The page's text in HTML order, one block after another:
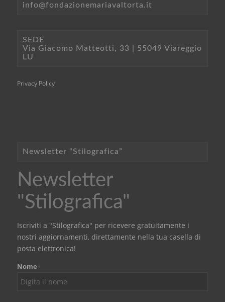
info@fondazionemariavaltorta.it
SEDE
Via Giacomo Matteotti, 33 | 55049 Viareggio
LU
Privacy Policy
Newsletter “Stilografica”
Newsletter
"Stilografica"
Iscriviti a "Stilografica" per ricevere gratuitamente i
nostri aggiornamenti, direttamente nella tua casella di
posta elettronica!
Nome